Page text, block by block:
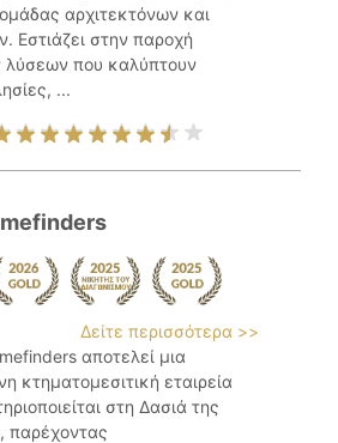
αρχιτεκτόνων και
Εστιάζει στην παροχή
λύσεων που καλύπτουν
...
Δείτε περισσότερα >>
αποτελεί μια
κτηματομεσιτική εταιρεία
στη Δασιά της
παρέχοντας